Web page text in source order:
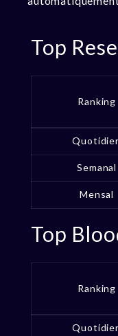
Top
Ranking
Semanal
Mensal
Top
Ranking